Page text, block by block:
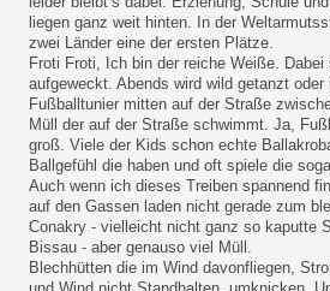
liegen ganz weit hinten. In der
zwei Länder eine der ersten Plätze.
Froti Froti, Ich bin der reiche Weiße.
aufgeweckt. Abends wird wild getanzt oder
Fußballtunier mitten auf der Straße
Müll der auf der Straße schwimmt. Ja,
groß. Viele der Kids schon echte
Ballgefühl die haben und oft spiele die
Auch wenn ich dieses Treiben spannend
auf den Gassen laden nicht gerade zum
Conakry - vielleicht nicht ganz so kaputte
Bissau - aber genauso viel Müll.
Blechhütten die im Wind davonfliegen,